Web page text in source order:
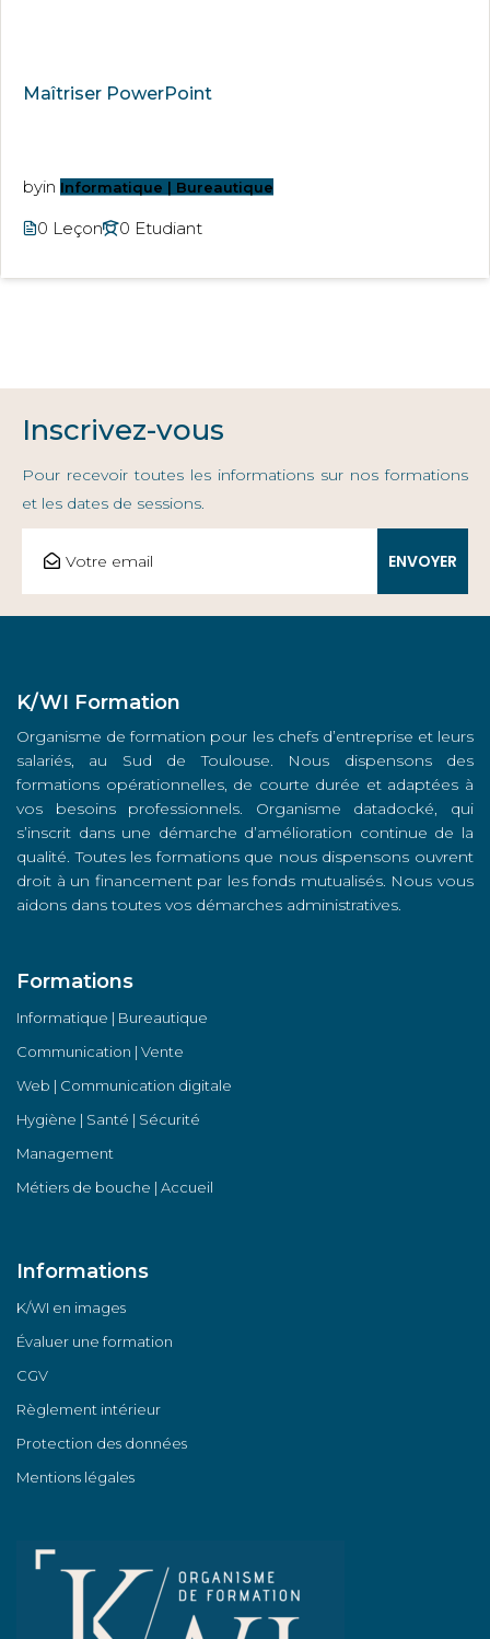
Maîtriser PowerPoint
byin Informatique | Bureautique
0 Leçon 0 Etudiant
Inscrivez-vous
Pour recevoir toutes les informations sur nos formations
et les dates de sessions.
K/WI Formation
Organisme de formation pour les chefs d’entreprise et leurs
salariés, au Sud de Toulouse. Nous dispensons des
formations opérationnelles, de courte durée et adaptées à
vos besoins professionnels. Organisme datadocké, qui
s’inscrit dans une démarche d’amélioration continue de la
qualité. Toutes les formations que nous dispensons ouvrent
droit à un financement par les fonds mutualisés. Nous vous
aidons dans toutes vos démarches administratives.
Formations
Informatique | Bureautique
Communication | Vente
Web | Communication digitale
Hygiène | Santé | Sécurité
Management
Métiers de bouche | Accueil
Informations
K/WI en images
Évaluer une formation
CGV
Règlement intérieur
Protection des données
Mentions légales